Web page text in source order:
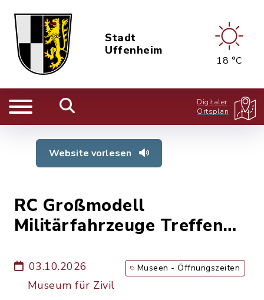
Stadt
Uffenheim
18 °C
Digitaler
Ortsplan
Website vorlesen
RC Großmodell
Militärfahrzeuge Treffen
03.10.2026
Museum für Zivil
Museen - Öffnungszeiten